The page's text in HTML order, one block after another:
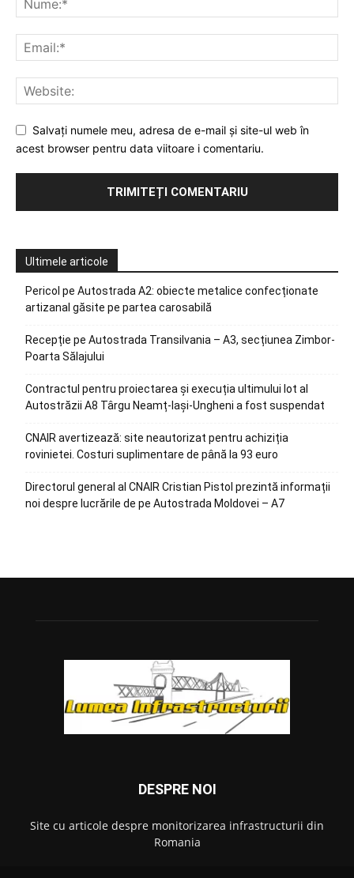
Salvați numele meu, adresa de e-mail și site-ul web în
acest browser pentru data viitoare i comentariu.
Ultimele articole
Pericol pe Autostrada A2: obiecte metalice confecționate
artizanal găsite pe partea carosabilă
Recepție pe Autostrada Transilvania – A3, secțiunea Zimbor-
Poarta Sălajului
Contractul pentru proiectarea și execuția ultimului lot al
Autostrăzii A8 Târgu Neamț-Iași-Ungheni a fost suspendat
CNAIR avertizează: site neautorizat pentru achiziția
rovinietei. Costuri suplimentare de până la 93 euro
Directorul general al CNAIR Cristian Pistol prezintă informații
noi despre lucrările de pe Autostrada Moldovei – A7
DESPRE NOI
Site cu articole despre monitorizarea infrastructurii din
Romania